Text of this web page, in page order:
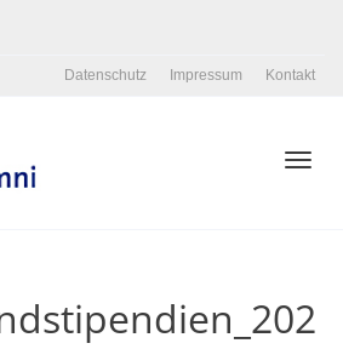
Datenschutz Impressum Kontakt